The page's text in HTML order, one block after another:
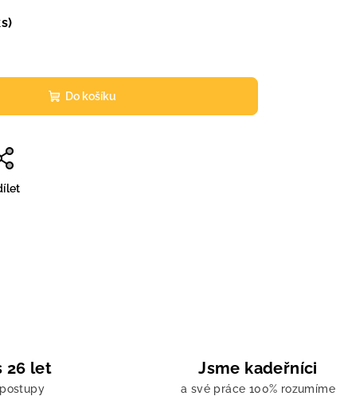
Do košíku
26 let Jsme kadeřníci
a své práce 100% rozumíme